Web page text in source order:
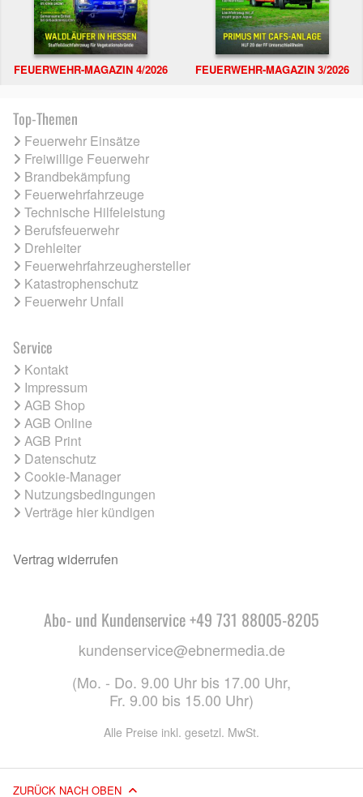
FEUERWEHR-MAGAZIN 4/2026 FEUERWEHR-MAGAZIN 3/2026
Top-Themen
Feuerwehr Einsätze
Freiwillige Feuerwehr
Brandbekämpfung
Feuerwehrfahrzeuge
Technische Hilfeleistung
Berufsfeuerwehr
Drehleiter
Feuerwehrfahrzeughersteller
Katastrophenschutz
Feuerwehr Unfall
Service
Kontakt
Impressum
AGB Shop
AGB Online
AGB Print
Datenschutz
Cookie-Manager
Nutzungsbedingungen
Verträge hier kündigen
Vertrag widerrufen
Abo- und Kundenservice +49 731 88005-8205
kundenservice@ebnermedia.de
(Mo. - Do. 9.00 Uhr bis 17.00 Uhr,
Fr. 9.00 bis 15.00 Uhr)
Alle Preise inkl. gesetzl. MwSt.
ZURÜCK NACH OBEN